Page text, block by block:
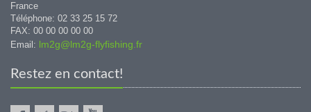
France
Téléphone: 02 33 25 15 72
FAX: 00 00 00 00 00
Email: lm2g@lm2g-flyfishing.fr
Restez en contact!